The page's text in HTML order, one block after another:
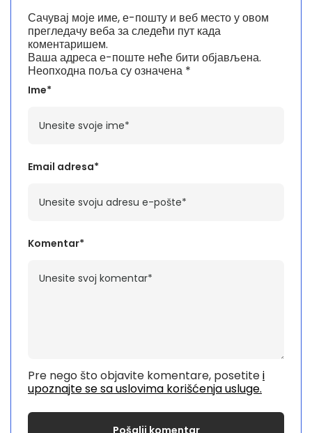
Ваша адреса е-поште неће бити објављена.
Неопходна поља су означена *
Komentar*
Pre nego što objavite komentare, posetitei
upoznajte se sa uslovima korišćenja usluge.
Ime*
Email adresa*
Сачувај моје име, е-пошту и веб место у овом
прегледачу веба за следећи пут када
коментаришем.